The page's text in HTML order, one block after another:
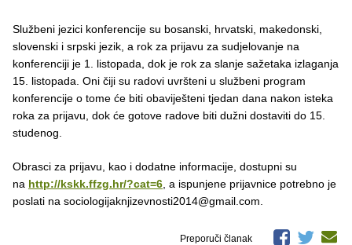
Službeni jezici konferencije su bosanski, hrvatski, makedonski,
slovenski i srpski jezik, a rok za prijavu za sudjelovanje na
konferenciji je 1. listopada, dok je rok za slanje sažetaka izlaganja
15. listopada. Oni čiji su radovi uvršteni u službeni program
konferencije o tome će biti obaviješteni tjedan dana nakon isteka
roka za prijavu, dok će gotove radove biti dužni dostaviti do 15.
studenog.
Obrasci za prijavu, kao i dodatne informacije, dostupni su
na http://kskk.ffzg.hr/?cat=6 , a ispunjene prijavnice potrebno je
poslati na sociologijaknjizevnosti2014@gmail.com.
Preporuči članak